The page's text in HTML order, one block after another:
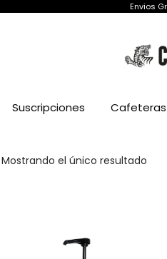
Envios
Suscripciones Cafeteras
Mostrando el único resultado